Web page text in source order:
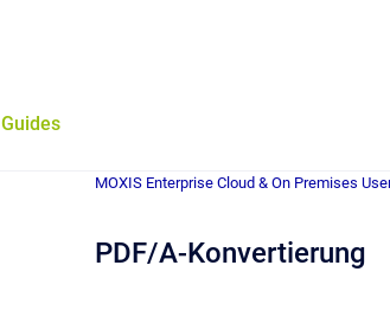
MOXIS Enterprise Cloud & On Premises
PDF/A-Konvertierung